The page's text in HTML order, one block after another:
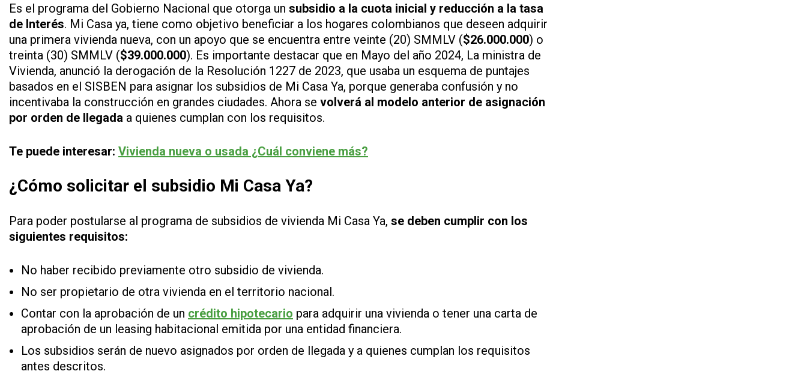
Es el programa del Gobierno Nacional que otorga un subsidio a la cuota inicial y reducción a la tasa
de Interés. Mi Casa ya, tiene como objetivo beneficiar a los hogares colombianos que deseen adquirir
una primera vivienda nueva, con un apoyo que se encuentra entre veinte (20) SMMLV ($26.000.000) o
treinta (30) SMMLV ($39.000.000). Es importante destacar que en Mayo del año 2024, La ministra de
Vivienda, anunció la derogación de la Resolución 1227 de 2023, que usaba un esquema de puntajes
basados en el SISBEN para asignar los subsidios de Mi Casa Ya, porque generaba confusión y no
incentivaba la construcción en grandes ciudades. Ahora se volverá al modelo anterior de asignación
por orden de llegada a quienes cumplan con los requisitos.
Te puede interesar: Vivienda nueva o usada ¿Cuál conviene más?
¿Cómo solicitar el subsidio Mi Casa Ya?
Para poder postularse al programa de subsidios de vivienda Mi Casa Ya, se deben cumplir con los
siguientes requisitos:
No haber recibido previamente otro subsidio de vivienda.
No ser propietario de otra vivienda en el territorio nacional.
Contar con la aprobación de un crédito hipotecario para adquirir una vivienda o tener una carta de
aprobación de un leasing habitacional emitida por una entidad financiera.
Los subsidios serán de nuevo asignados por orden de llegada y a quienes cumplan los requisitos
antes descritos.